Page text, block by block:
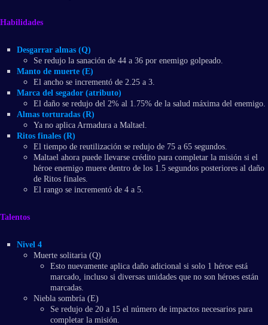
Habilidades
Desgarrar almas (Q)
Se redujo la sanación de 44 a 36 por enemigo golpeado.
Manto de muerte (E)
El ancho se incrementó de 2.25 a 3.
Marca del segador (atributo)
El daño se redujo del 2% al 1.75% de la salud máxima del enemigo.
Almas torturadas (R)
Ya no aplica Armadura a Maltael.
Ritos finales (R)
El tiempo de reutilización se redujo de 75 a 65 segundos.
Maltael ahora puede llevarse crédito para completar la misión si el
héroe enemigo muere dentro de los 1.5 segundos posteriores al daño
de Ritos finales.
El rango se incrementó de 4 a 5.
Talentos
Nivel 4
Muerte solitaria (Q)
Esto nuevamente aplica daño adicional si solo 1 héroe está
marcado, incluso si diversas unidades que no son héroes están
marcadas.
Niebla sombría (E)
Se redujo de 20 a 15 el número de impactos necesarios para
completar la misión.